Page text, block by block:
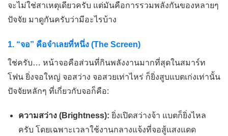
จะไม่ใช่สาเหตุเดียวครับ แต่มันคือการรวมพลังกันของหลายๆ
ปัจจัย มาดูกันครับว่ามีอะไรบ้าง
1. “จอ” คือจำเลยที่หนึ่ง (The Screen)
ใช่ครับ… หน้าจอคือส่วนที่กินพลังงานมากที่สุดในสมาร์ท
โฟน ยิ่งจอใหญ่ จอสว่าง จอสวยเท่าไหร่ ก็ยิ่งสูบแบตเก่งเท่านั้น
ปัจจัยหลักๆ ที่เกี่ยวกับจอก็คือ:
ความสว่าง (Brightness): ยิ่งเปิดสว่างจ้า แบตก็ยิ่งไหล
ครับ โดยเฉพาะเวลาใช้งานกลางแจ้งที่จอสู้แสงแดด